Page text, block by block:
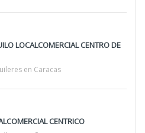
LOCALCOMERCIAL CENTRO DE
en Caracas
CENTRICO